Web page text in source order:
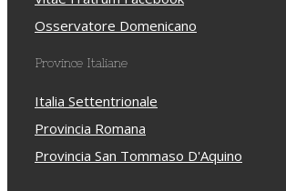
Osservatore Domenicano
Province Italiane
Italia Settentrionale
Provincia Romana
Provincia San Tommaso D'Aquino